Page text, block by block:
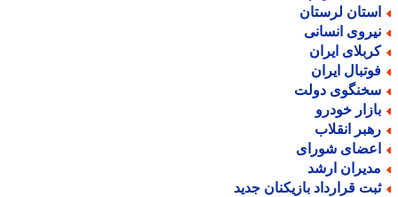
لرستان
انسانی
ایران
ایران
دولت
خودرو
انقلاب
شورای
ارشد
قرارداد بازیکنان جدید